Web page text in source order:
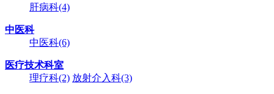
肝病科(4)
中医科
中医科(6)
医疗技术科室
理疗科(2) 放射介入科(3)